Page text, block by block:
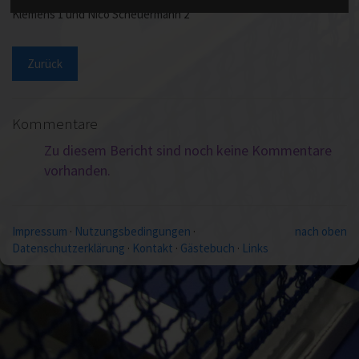
Klemens 1 und Nico Scheuermann 2
Zurück
Kommentare
Zu diesem Bericht sind noch keine Kommentare
vorhanden.
nach oben
Impressum · Nutzungsbedingungen ·
Datenschutzerklärung · Kontakt · Gästebuch · Links